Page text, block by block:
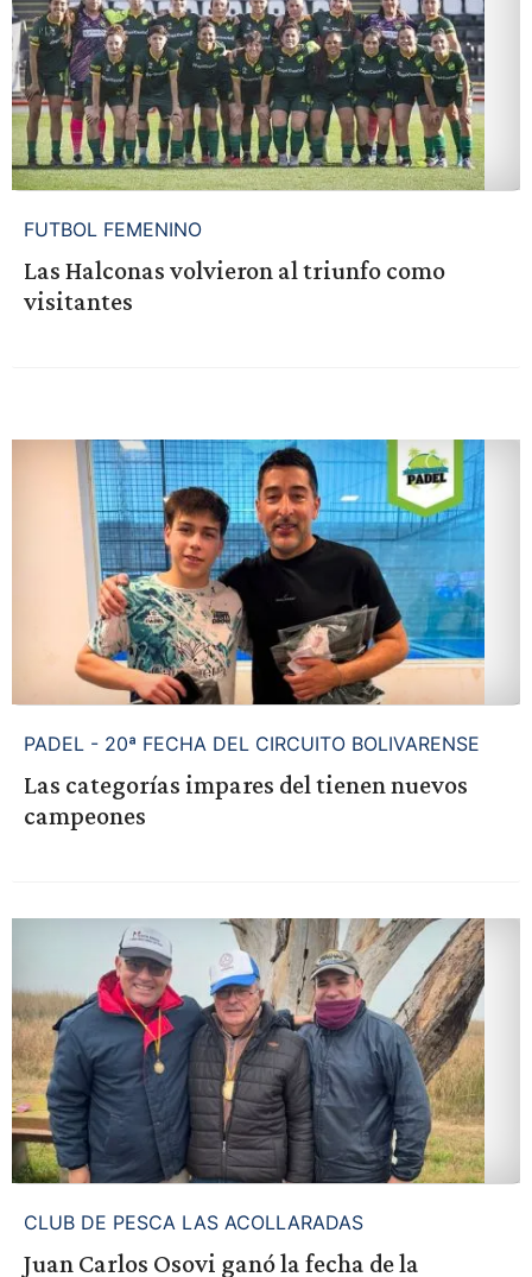
FUTBOL FEMENINO
Las Halconas volvieron al triunfo como
visitantes
PADEL - 20ª FECHA DEL CIRCUITO BOLIVARENSE
Las categorías impares del tienen nuevos
campeones
CLUB DE PESCA LAS ACOLLARADAS
Juan Carlos Osovi ganó la fecha de la